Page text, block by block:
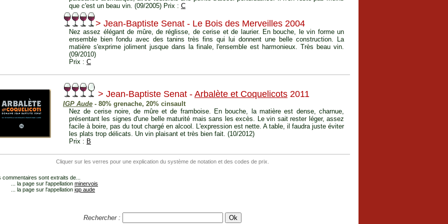
que c'est un beau vin. (09/2005) Prix : C
> Jean-Baptiste Senat - Le Bois des Merveilles 2004
Nez assez élégant de mûre, de réglisse, de cerise et de laurier. En bouche, le vin forme un
ensemble bien fondu avec des tanins très fins qui lui donnent une belle construction. La
matière s'exprime joliment jusque dans la finale, l'ensemble est harmonieux. Très beau vin.
(09/2010)
Prix : C
> Jean-Baptiste Senat - Arbalète et Coquelicots 2011
IGP Aude - 80% grenache, 20% cinsault
Nez de cerise noire, de mûre et de framboise. En bouche, la matière est dense, charnue,
présentant les signes d'une belle maturité mais sans les excès. Le vin sait rester léger, assez
facile à boire, pas du tout chargé en alcool. L'expression est nette. A table, il faudra juste éviter
les plats trop délicats. Un vin plaisant et très bien fait. (10/2012)
Prix : B
Cliquer sur les verres pour une explication du système de notation et des codes de prix.
commentaires sont extraits de...
... la page sur l'appellation minervois
... la page sur l'appellation igp aude
Rechercher :